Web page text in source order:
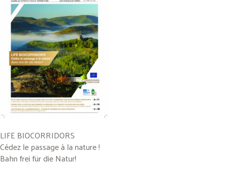
LIFE BIOCORRIDORS
Cédez le passage à la nature !
Bahn frei für die Natur!